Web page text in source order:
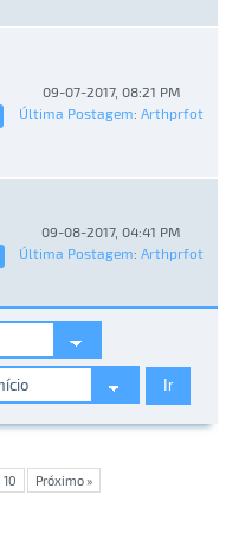
09-07-2017, 08:21 PM
Última Postagem: Arthprfot
09-08-2017, 04:41 PM
Última Postagem: Arthprfot
10 Próximo »